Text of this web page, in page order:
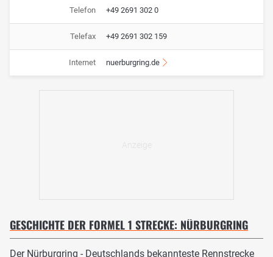
Telefon +49 2691 302 0
Telefax +49 2691 302 159
Internet nuerburgring.de
GESCHICHTE DER FORMEL 1 STRECKE: NÜRBURGRING
Der Nürburgring - Deutschlands bekannteste Rennstrecke